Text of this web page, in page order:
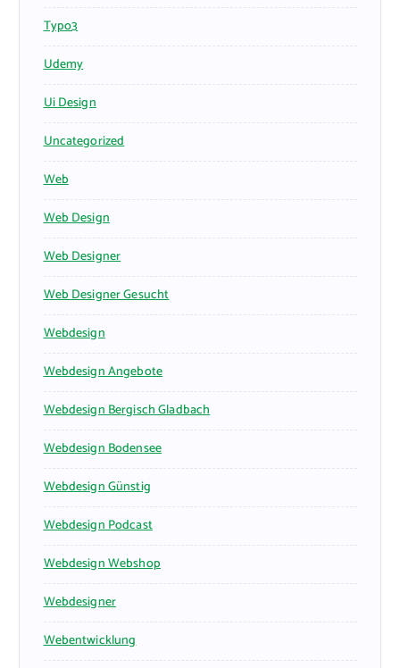
Typo3
Udemy
Ui Design
Uncategorized
Web
Web Design
Web Designer
Web Designer Gesucht
Webdesign
Webdesign Angebote
Webdesign Bergisch Gladbach
Webdesign Bodensee
Webdesign Günstig
Webdesign Podcast
Webdesign Webshop
Webdesigner
Webentwicklung